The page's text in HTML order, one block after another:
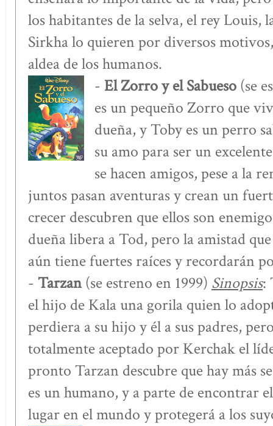
los habitantes de la selva, el rey Louis,
Sirkha lo quieren por diversos
aldea de los humanos.
- El Zorro y el Sabueso(se
es un pequeño Zorro que
dueña, y Toby es un perro
su amo para ser un
se hacen amigos, pese a la
juntos pasan aventuras y crean un
crecer descubren que ellos son
dueña libera a Tod, pero la amistad
aún tiene fuertes raíces y recordarán
- Tarzan(se estreno en 1999) Sinopsis:
el hijo de Kala una gorila quien lo
perdiera a su hijo y él a sus padres,
totalmente aceptado por Kerchak el
pronto Tarzan descubre que hay más
es un humano, y a parte de encontrar
lugar en el mundo y protegerá a los